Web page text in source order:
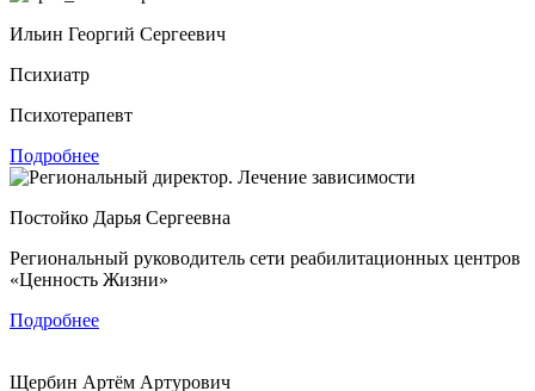
Ильин Георгий Сергеевич
Психиатр
Психотерапевт
Подробнее
Постойко Дарья Сергеевна
Региональный руководитель сети реабилитационных центров
«Ценность Жизни»
Подробнее
Щербин Артём Артурович